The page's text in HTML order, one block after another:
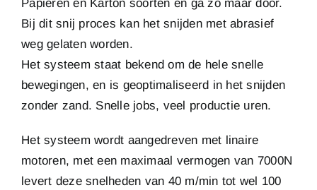
Papieren en Karton soorten en ga zo maar door.
Bij dit snij proces kan het snijden met abrasief
weg gelaten worden.
Het systeem staat bekend om de hele snelle
bewegingen, en is geoptimaliseerd in het snijden
zonder zand. Snelle jobs, veel productie uren.
Het systeem wordt aangedreven met linaire
motoren, met een maximaal vermogen van 7000N
levert deze snelheden van 40 m/min tot wel 100